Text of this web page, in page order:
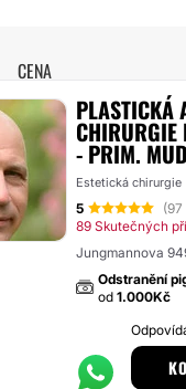
CENA
PLASTICKÁ
CHIRURGIE
- PRIM.
Estetická chirurgie
5 (97
89 Skutečných
Jungmannova
Odstranění
od 1.000Kč